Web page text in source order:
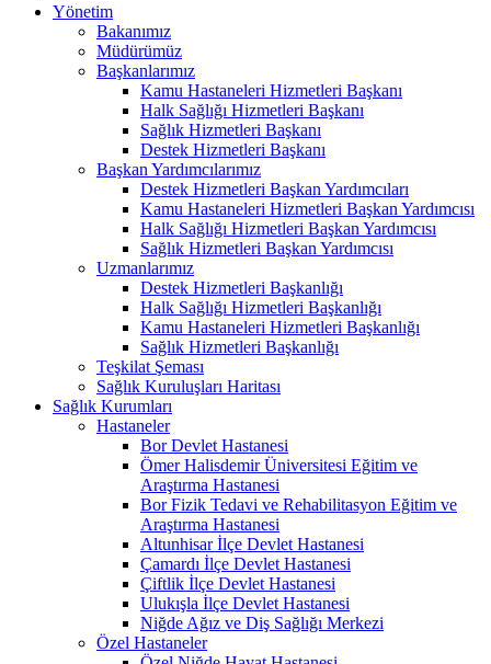
Yönetim
Bakanımız
Müdürümüz
Başkanlarımız
Kamu Hastaneleri Hizmetleri Başkanı
Halk Sağlığı Hizmetleri Başkanı
Sağlık Hizmetleri Başkanı
Destek Hizmetleri Başkanı
Başkan Yardımcılarımız
Destek Hizmetleri Başkan Yardımcıları
Kamu Hastaneleri Hizmetleri Başkan Yardımcısı
Halk Sağlığı Hizmetleri Başkan Yardımcısı
Sağlık Hizmetleri Başkan Yardımcısı
Uzmanlarımız
Destek Hizmetleri Başkanlığı
Halk Sağlığı Hizmetleri Başkanlığı
Kamu Hastaneleri Hizmetleri Başkanlığı
Sağlık Hizmetleri Başkanlığı
Teşkilat Şeması
Sağlık Kuruluşları Haritası
Sağlık Kurumları
Hastaneler
Bor Devlet Hastanesi
Ömer Halisdemir Üniversitesi Eğitim ve
Araştırma Hastanesi
Bor Fizik Tedavi ve Rehabilitasyon Eğitim ve
Araştırma Hastanesi
Altunhisar İlçe Devlet Hastanesi
Çamardı İlçe Devlet Hastanesi
Çiftlik İlçe Devlet Hastanesi
Ulukışla İlçe Devlet Hastanesi
Niğde Ağız ve Diş Sağlığı Merkezi
Özel Hastaneler